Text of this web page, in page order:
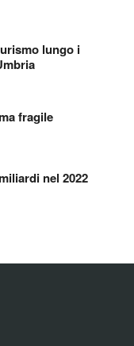
lungo i
fragile
nel 2022